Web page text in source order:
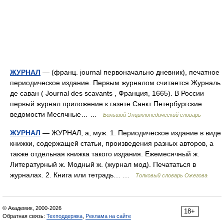
ЖУРНАЛ — (франц. journal первоначально дневник), печатное
периодическое издание. Первым журналом считается Журналь
де саван ( Journal des scavants , Франция, 1665). В России
первый журнал приложение к газете Санкт Петербургские
ведомости Месячные… …
Большой Энциклопедический словарь
ЖУРНАЛ — ЖУРНАЛ, а, муж. 1. Периодическое издание в виде
книжки, содержащей статьи, произведения разных авторов, а
также отдельная книжка такого издания. Ежемесячный ж.
Литературный ж. Модный ж. (журнал мод). Печататься в
журналах. 2. Книга или тетрадь… …
Толковый словарь Ожегова
18+
© Академик, 2000-2026
Обратная связь: Техподдержка Реклама на сайте